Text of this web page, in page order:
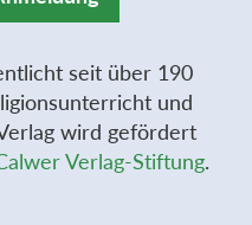
seit über 190
und
wird gefördert
Verlag-Stiftung.